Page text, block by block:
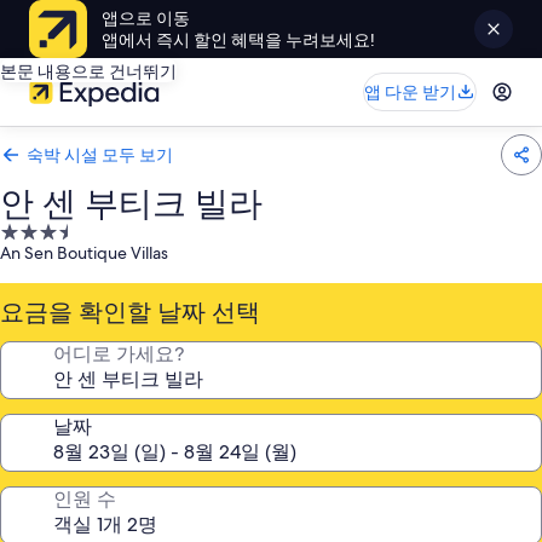
앱으로 이동
앱에서 즉시 할인 혜택을 누려보세요!
본문 내용으로 건너뛰기
앱 다운 받기
숙박 시설 모두 보기
안 센 부티크 빌라
3.5
성
급
숙
박
설
An Sen Boutique Villas
요금을 확인할 날짜 선택
어디로 가세요?
날짜
인원 수